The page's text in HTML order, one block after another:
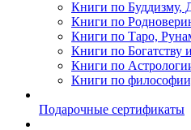
Книги по Буддизму,
Книги по
Книги по Таро,
Книги по Богатству
Книги по
Книги по
Подарочные сертификаты